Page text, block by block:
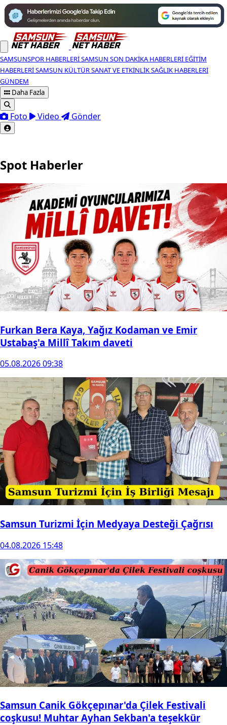
SAMSUNSPOR HABERLERISAMSUN SON DAKIKA HABERLERI EĞITIM
HABERLERISAMSUN KÜLTÜR SANAT VE ETKINLIKSAĞLIK HABERLERI
GÜNDEM
Daha Fazla
Foto Video Gönder
Spot Haberler
Furkan Bera Kaya, Yağız Kodaman ve Emir
Ustabaş'a Millî Takım daveti
05.08.2026 09:38
Samsun Turizmi İçin Medyaya Desteği Çağrısı
04.08.2026 15:48
Samsun Canik Gökçepınar'da Çilek Festivali
coşkusu! Muhtar Ayhan Sekban'a teşekkür